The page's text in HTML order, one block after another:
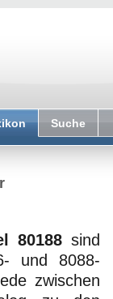
Suche
80188sind
und 8088-
zwischen